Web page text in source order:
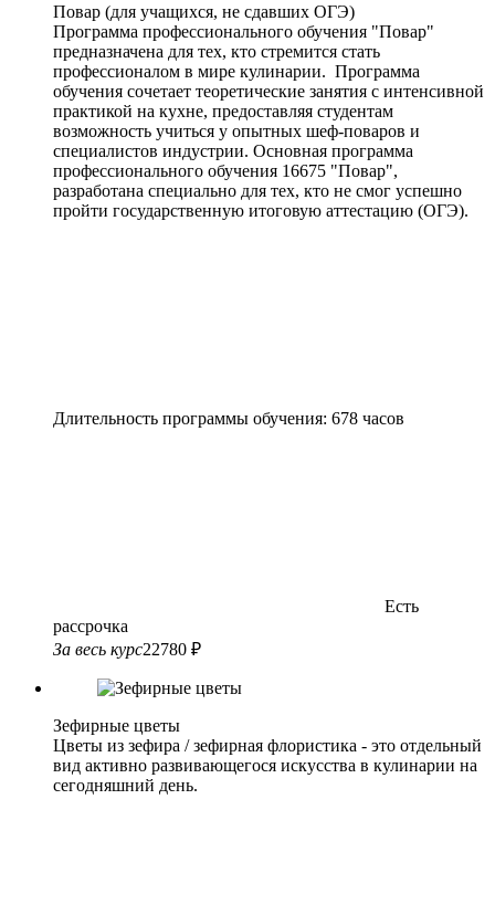
Повар (для учащихся, не сдавших ОГЭ)
Программа профессионального обучения "Повар"
предназначена для тех, кто стремится стать
профессионалом в мире кулинарии. Программа
обучения сочетает теоретические занятия с интенсивной
практикой на кухне, предоставляя студентам
возможность учиться у опытных шеф-поваров и
специалистов индустрии. Основная программа
профессионального обучения 16675 "Повар",
разработана специально для тех, кто не смог успешно
пройти государственную итоговую аттестацию (ОГЭ).
Длительность программы обучения: 678 часов
Есть
рассрочка
За весь курс22780 ₽
Зефирные цветы
Цветы из зефира / зефирная флористика - это отдельный
вид активно развивающегося искусства в кулинарии на
сегодняшний день.